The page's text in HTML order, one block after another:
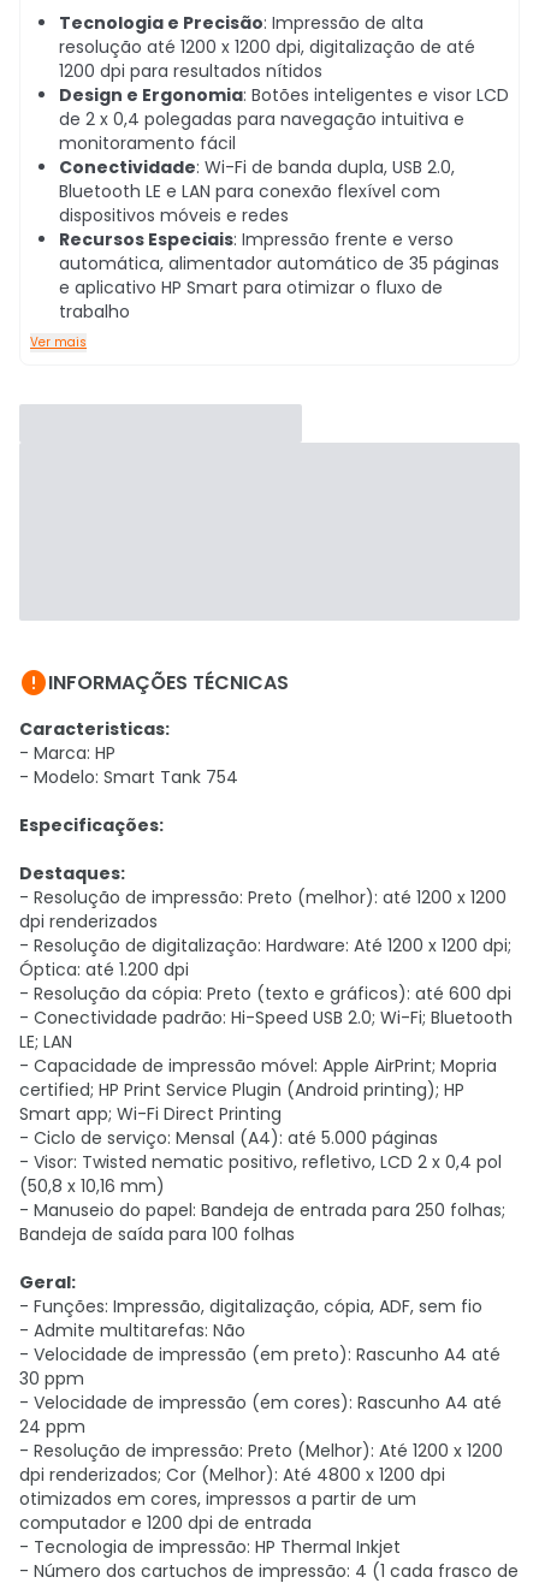
Tecnologia e Precisão: Impressão de alta
resolução até 1200 x 1200 dpi, digitalização de até
1200 dpi para resultados nítidos
Design e Ergonomia: Botões inteligentes e visor LCD
de 2 x 0,4 polegadas para navegação intuitiva e
monitoramento fácil
Conectividade: Wi-Fi de banda dupla, USB 2.0,
Bluetooth LE e LAN para conexão flexível com
dispositivos móveis e redes
Recursos Especiais: Impressão frente e verso
automática, alimentador automático de 35 páginas
e aplicativo HP Smart para otimizar o fluxo de
trabalho
Ver mais
INFORMAÇÕES TÉCNICAS
Caracteristicas:
- Marca: HP
- Modelo: Smart Tank 754
Especificações:
Destaques:
- Resolução de impressão: Preto (melhor): até 1200 x 1200
dpi renderizados
- Resolução de digitalização: Hardware: Até 1200 x 1200 dpi;
Óptica: até 1.200 dpi
- Resolução da cópia: Preto (texto e gráficos): até 600 dpi
- Conectividade padrão: Hi-Speed USB 2.0; Wi-Fi; Bluetooth
LE; LAN
- Capacidade de impressão móvel: Apple AirPrint; Mopria
certified; HP Print Service Plugin (Android printing); HP
Smart app; Wi-Fi Direct Printing
- Ciclo de serviço: Mensal (A4): até 5.000 páginas
- Visor: Twisted nematic positivo, refletivo, LCD 2 x 0,4 pol
(50,8 x 10,16 mm)
- Manuseio do papel: Bandeja de entrada para 250 folhas;
Bandeja de saída para 100 folhas
Geral:
- Funções: Impressão, digitalização, cópia, ADF, sem fio
- Admite multitarefas: Não
- Velocidade de impressão (em preto): Rascunho A4 até
30 ppm
- Velocidade de impressão (em cores): Rascunho A4 até
24 ppm
- Resolução de impressão: Preto (Melhor): Até 1200 x 1200
dpi renderizados; Cor (Melhor): Até 4800 x 1200 dpi
otimizados em cores, impressos a partir de um
computador e 1200 dpi de entrada
- Tecnologia de impressão: HP Thermal Inkjet
- Número dos cartuchos de impressão: 4 (1 cada frasco de